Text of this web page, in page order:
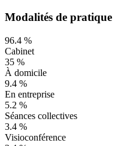
Modalités de pratique
96.4 %
Cabinet
35 %
À domicile
9.4 %
En entreprise
5.2 %
Séances collectives
3.4 %
Visioconférence